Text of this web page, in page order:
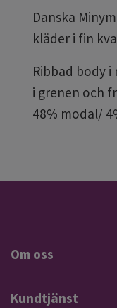
Danska
kläder i fin
Ribbad body
i grenen och
48% modal/
Om oss
Kundtjänst